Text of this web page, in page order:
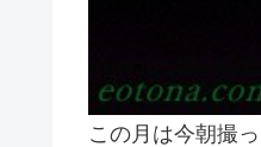
この月は今朝撮